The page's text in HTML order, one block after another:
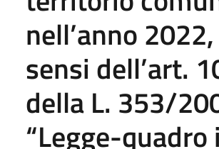
nell’anno
sensi dell’art.
della L. 353/
“Legge-quadro